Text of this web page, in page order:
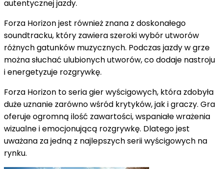
autentycznej jazdy.
Forza Horizon jest również znana z doskonałego
soundtracku, który zawiera szeroki wybór utworów
różnych gatunków muzycznych. Podczas jazdy w grze
można słuchać ulubionych utworów, co dodaje nastroju
i energetyzuje rozgrywkę.
Forza Horizon to seria gier wyścigowych, która zdobyła
duże uznanie zarówno wśród krytyków, jak i graczy. Gra
oferuje ogromną ilość zawartości, wspaniałe wrażenia
wizualne i emocjonującą rozgrywkę. Dlatego jest
uważana za jedną z najlepszych serii wyścigowych na
rynku.